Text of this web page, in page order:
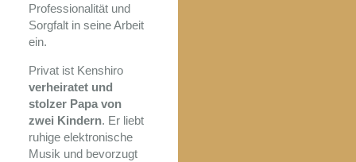
Professionalität und
Sorgfalt in seine Arbeit
ein.
Privat ist Kenshiro
verheiratet und
stolzer Papa von
zwei Kindern. Er liebt
ruhige elektronische
Musik und bevorzugt